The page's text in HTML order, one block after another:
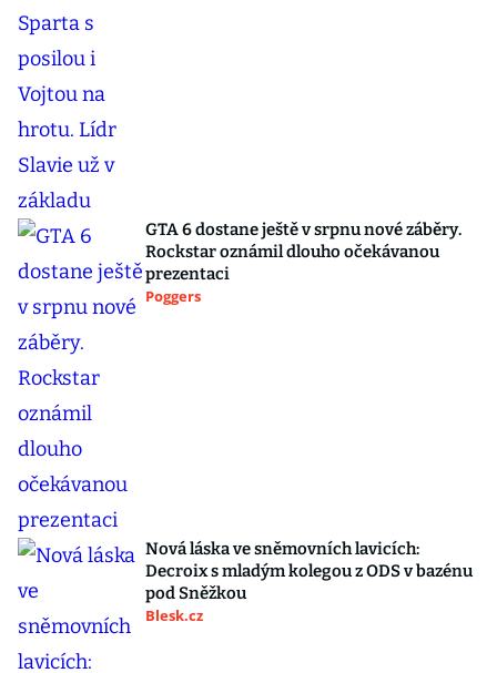
GTA 6 dostane ještě v srpnu nové záběry.
Rockstar oznámil dlouho očekávanou
prezentaci
Poggers
Nová láska ve sněmovních lavicích:
Decroix s mladým kolegou z ODS v bazénu
pod Sněžkou
Blesk.cz